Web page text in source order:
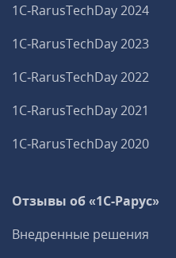
1C‑RarusTechDay 2024
1C‑RarusTechDay 2023
1C‑RarusTechDay 2022
1C‑RarusTechDay 2021
1C‑RarusTechDay 2020
Отзывы об «1С-Рарус»
Внедренные решения